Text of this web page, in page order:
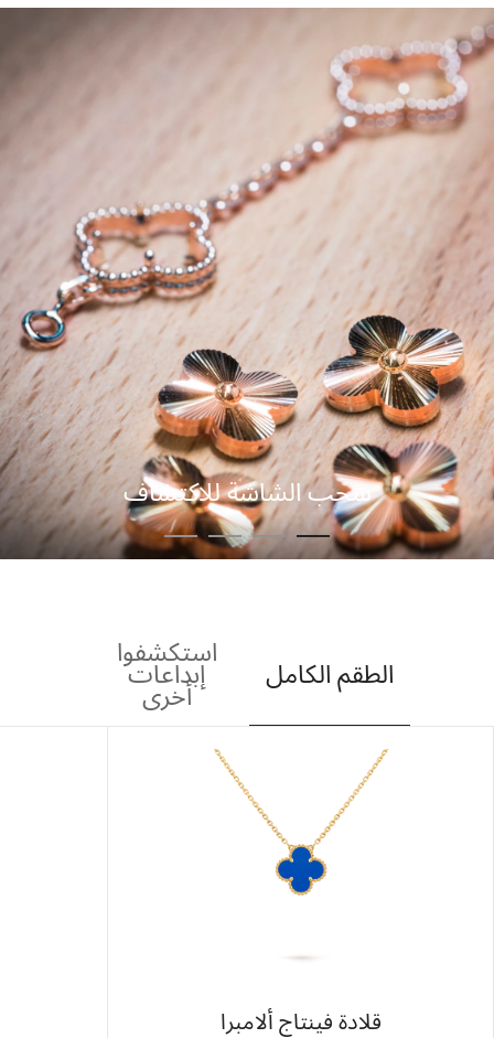
سحب الشاشة للاكتشاف
الطقم الكامل
استكشفوا
إبداعات
أخرى
قلادة فينتاج ألامبرا